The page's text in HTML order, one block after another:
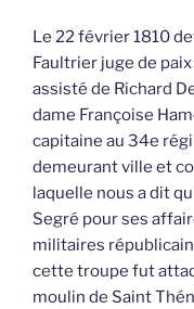
Le 22 février 1810
Faultrier juge de
assisté de Richard
dame Françoise
capitaine au 34e
demeurant ville et
laquelle nous a dit
Segré pour ses
militaires
cette troupe fut
moulin de Saint